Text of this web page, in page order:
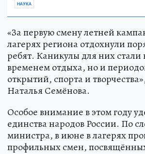
НАУКА
«За первую смену летней
лагерях региона отдохнули
ребят. Каникулы для них стали
временем отдыха, но и
открытий, спорта и
Наталья Семёнова.
Особое внимание в этом году
единства народов России. По
министра, в июне в лагерях
профильных смен,